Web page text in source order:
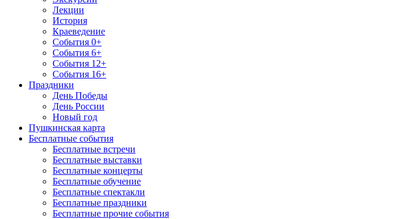
Лекции
История
Краеведение
События 0+
События 6+
События 12+
События 16+
Праздники
День Победы
День России
Новый год
Пушкинская карта
Бесплатные события
Бесплатные встречи
Бесплатные выставки
Бесплатные концерты
Бесплатные обучение
Бесплатные спектакли
Бесплатные праздники
Бесплатные прочие события